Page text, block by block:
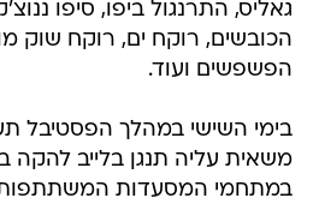
גאליס, התרנגול ביפו, סיפו
הכובשים, רוקח ים, רוקח שוק
הפשפשים ועוד.
בימי השישי במהלך הפסטיבל
משאית עליה תנגן בלייב להקה
במתחמי המסעדות